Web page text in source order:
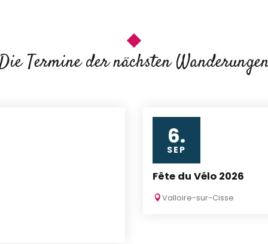
Termine der nächsten
6.
SEP
Fête du Vélo 2026
Valloire-sur-Cisse